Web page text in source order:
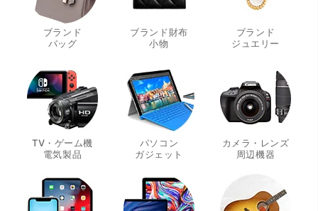
ブランド
バッグ
ブランド財布
小物
ブランド
ジュエリー
TV・ゲーム機
電気製品
パソコン
ガジェット
カメラ・レンズ
周辺機器